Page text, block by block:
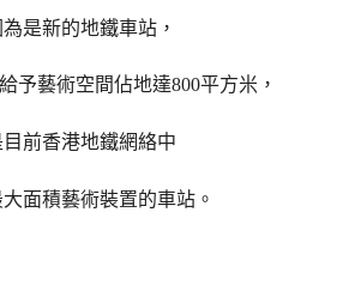
為是新的地鐵車站，
予藝術空間佔地達800平方米，
目前香港地鐵網絡中
面積藝術裝置的車站。